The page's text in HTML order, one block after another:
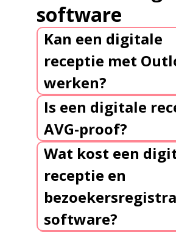
software
Kan een digitale
receptie met
werken?
Is een digitale
AVG-proof?
Wat kost een
receptie en
software?